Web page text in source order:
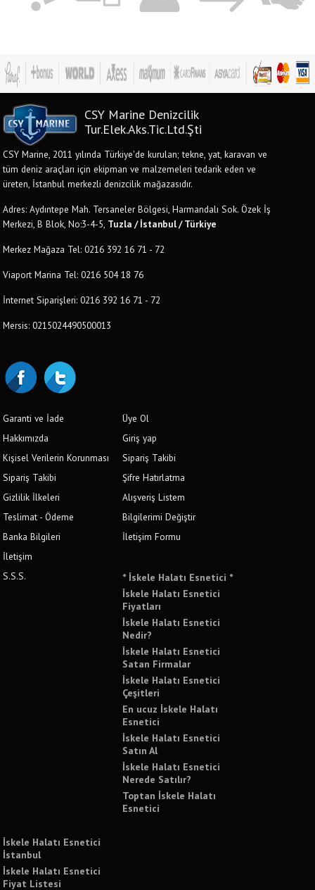
CSY Marine Denizcilik
Tur.Elek.Aks.Tic.Ltd.Şti
CSY Marine, 2011 yılında Türkiye'de kurulan; tekne, yat, karavan ve
tüm deniz araçları için ekipman ve malzemeleri tedarik eden ve
üreten, İstanbul merkezli denizcilik mağazasıdır.
Adres: Aydıntepe Mah. Tersaneler Bölgesi, Harmandalı Sok. Özek İş
Merkezi, B Blok, No:3-4-5, Tuzla / İstanbul / Türkiye
Merkez Mağaza Tel: 0216 392 16 71 - 72
Viaport Marina Tel: 0216 504 18 76
İnternet Siparişleri: 0216 392 16 71 - 72
Mersis: 0215024490500013
Garanti ve İade
Hakkımızda
Kişisel Verilerin Korunması
Sipariş Takibi
Gizlilik İlkeleri
Teslimat - Ödeme
Banka Bilgileri
İletişim
S.S.S.
Üye Ol
Giriş yap
Sipariş Takibi
Şifre Hatırlatma
Alışveriş Listem
Bilgilerimi Değiştir
İletişim Formu
* İskele Halatı Esnetici *
İskele Halatı Esnetici
Fiyatları
İskele Halatı Esnetici
Nedir?
İskele Halatı Esnetici
Satan Firmalar
İskele Halatı Esnetici
Çeşitleri
En ucuz İskele Halatı
Esnetici
İskele Halatı Esnetici
Satın Al
İskele Halatı Esnetici
Nerede Satılır?
Toptan İskele Halatı
Esnetici
İskele Halatı Esnetici
İstanbul
İskele Halatı Esnetici
Fiyat Listesi